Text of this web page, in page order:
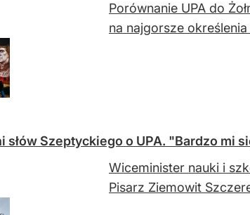
Porównanie UPA do
na najgorsze
słów Szeptyckiego o UPA. "Bardzo mi
Wiceminister nauki i
Pisarz Ziemowit